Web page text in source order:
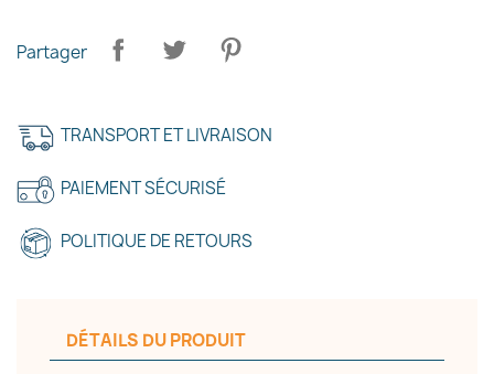
Partager
TRANSPORT ET LIVRAISON
PAIEMENT SÉCURISÉ
POLITIQUE DE RETOURS
DÉTAILS DU PRODUIT
Créer une liste d'envies
Nom de la liste d'envies